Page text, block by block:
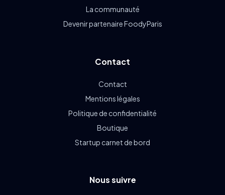
La communauté
Devenir partenaire FoodyParis
Contact
Contact
Mentions légales
Politique de confidentialité
Boutique
Startup carnet de bord
Nous suivre